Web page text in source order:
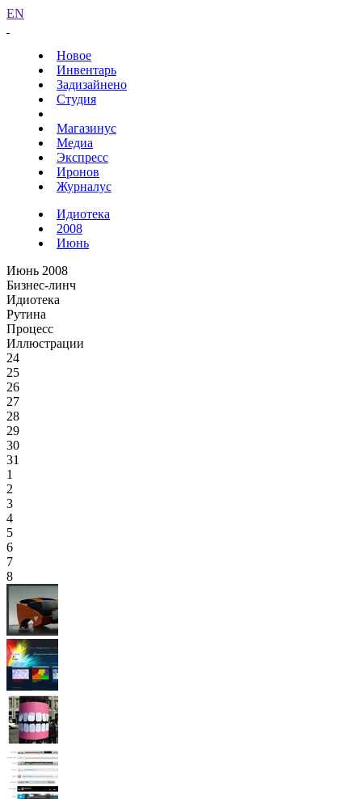
EN
Новое
Инвентарь
Задизайнено
Студия
Магазинус
Медиа
Экспресс
Иронов
Журналус
Идиотека
2008
Июнь
Июнь 2008
Бизнес-линч
Идиотека
Рутина
Процесс
Иллюстрации
24
25
26
27
28
29
30
31
1
2
3
4
5
6
7
8